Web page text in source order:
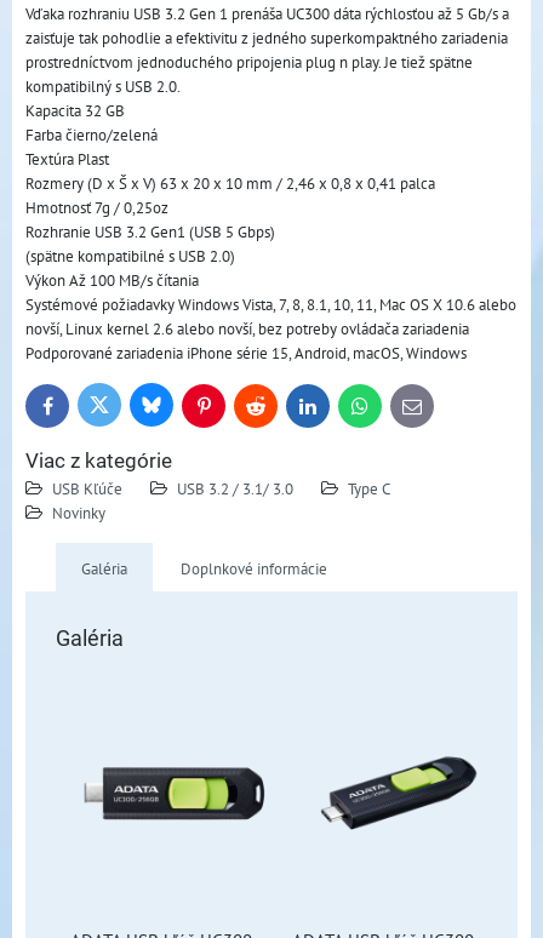
Vďaka rozhraniu USB 3.2 Gen 1 prenáša UC300 dáta rýchlosťou až 5 Gb/s a
zaisťuje tak pohodlie a efektivitu z jedného superkompaktného zariadenia
prostredníctvom jednoduchého pripojenia plug n play. Je tiež spätne
kompatibilný s USB 2.0.
Kapacita 32 GB
Farba čierno/zelená
Textúra Plast
Rozmery (D x Š x V) 63 x 20 x 10 mm / 2,46 x 0,8 x 0,41 palca
Hmotnosť 7g / 0,25oz
Rozhranie USB 3.2 Gen1 (USB 5 Gbps)
(spätne kompatibilné s USB 2.0)
Výkon Až 100 MB/s čítania
Systémové požiadavky Windows Vista, 7, 8, 8.1, 10, 11, Mac OS X 10.6 alebo
novší, Linux kernel 2.6 alebo novší, bez potreby ovládača zariadenia
Podporované zariadenia iPhone série 15, Android, macOS, Windows
FacebookTwitter BlueskyPinterestReddit LinkedInWhatsApp
E-
mail
Viac z kategórie
USB Kľúče USB 3.2 / 3.1/ 3.0
Type C
Novinky
Galéria Doplnkové informácie
Galéria